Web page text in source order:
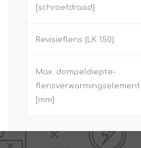
[schroefdraad]:
Revisieflens (LK 150):
Max. dompeldiepte-
flensverwarmingselement
[mm]: